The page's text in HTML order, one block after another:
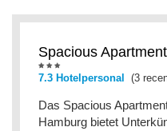
Spacious
7.3 Hotelpersonal (3
Das Spacious
Hamburg bietet